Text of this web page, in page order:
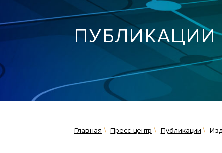
ПУБЛИКАЦИИ
Главная Пресс-центр Публикации